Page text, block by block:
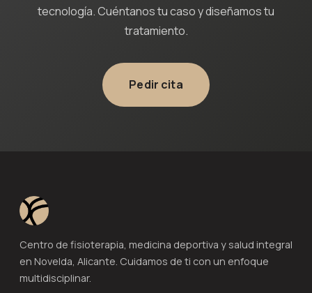
tecnología. Cuéntanos tu caso y diseñamos tu
tratamiento.
Pedir cita
Centro de fisioterapia, medicina deportiva y salud integral
en Novelda, Alicante. Cuidamos de ti con un enfoque
multidisciplinar.